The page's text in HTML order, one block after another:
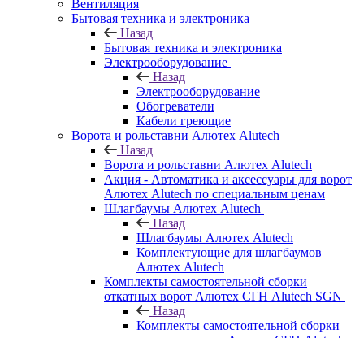
Вентиляция
Бытовая техника и электроника
Назад
Бытовая техника и электроника
Электрооборудование
Назад
Электрооборудование
Обогреватели
Кабели греющие
Ворота и рольставни Алютех Alutech
Назад
Ворота и рольставни Алютех Alutech
Акция - Автоматика и аксессуары для ворот
Алютех Alutech по специальным ценам
Шлагбаумы Алютех Alutech
Назад
Шлагбаумы Алютех Alutech
Комплектующие для шлагбаумов
Алютех Alutech
Комплекты самостоятельной сборки
откатных ворот Алютех СГН Alutech SGN
Назад
Комплекты самостоятельной сборки